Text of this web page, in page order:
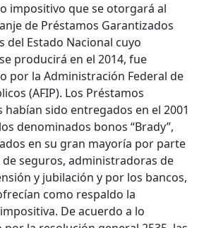
impositivo que se otorgará al
de Préstamos Garantizados
del Estado Nacional cuyo
producirá en el 2014, fue
por la Administración Federal de
(AFIP). Los Préstamos
habían sido entregados en el 2001
denominados bonos “Brady”,
en su gran mayoría por parte
seguros, administradoras de
y jubilación y por los bancos,
como respaldo la
De acuerdo a lo